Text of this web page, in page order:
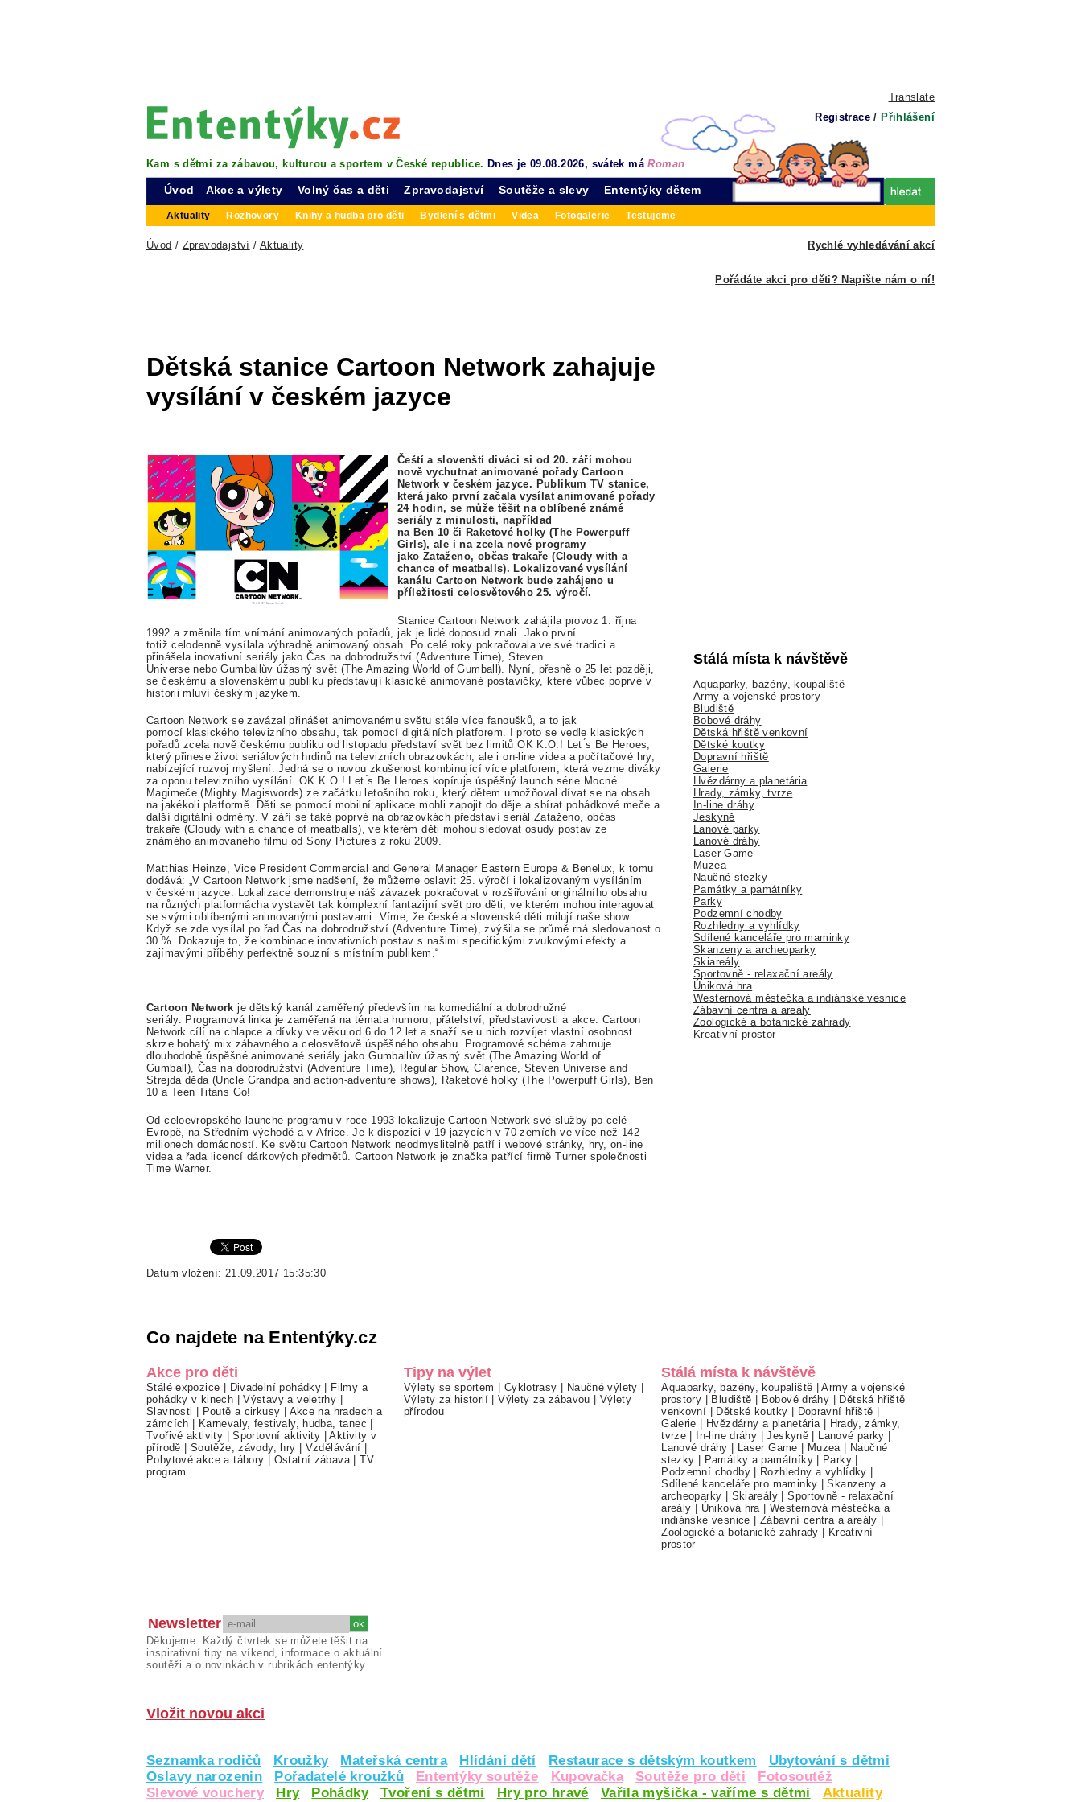
Translate
Registrace / Přihlášení
Kam s dětmi za zábavou, kulturou a sportem v České republice. Dnes je 09.08.2026, svátek máRoman
Úvod Akce a výlety Volný čas a děti Zpravodajství
Aktuality Rozhovory Knihy a hudba pro děti Bydlení s dětmi Videa Fotogalerie Testujeme
Soutěže a slevy Ententýky dětem
Rychlé vyhledávání akcí
Úvod / Zpravodajství / Aktuality
Pořádáte akci pro děti? Napište nám o ní!
Dětská stanice Cartoon Network zahajuje
vysílání v českém jazyce
Čeští a slovenští diváci si od 20. září mohou
nově vychutnat animované pořady Cartoon
Network v českém jazyce. Publikum TV stanice,
která jako první začala vysílatanimovanépořady
24 hodin, se může těšit na oblíbené známé
seriályz minulosti, například
na Ben 10 či Raketové holky (The Powerpuff
Girls), ale i na zcela nové programy
jako Zataženo, občastrakaře (Cloudy with a
chance of meatballs). Lokalizované vysílání
kanálu Cartoon Network bude zahájeno u
pří ležitosti celosvětového 25. výročí.
Stanice Cartoon Network zahájila provoz 1. října
1992 a změnila tímvnímání animovaných pořadů ,jak je lidé doposud znali. Jako první
totižcelodenněvysílala výhradněanimovaný obsah. Po celé roky pokračovala ve své tradici a
přinášela inovativní seriály jakoČas na dobrodružství (Adventure Time) ,Steven
UniverseneboGumballůvúžasný svět (The Amazing World of Gumball) . Nyní, přesněo 25 let později,
sečeskému a slovenskému publiku představují klasické animované postavičky, které vůbec poprvé v
historii mluví českým jazykem.
Cartoon Network se zavázal přinášet animovanému světu stále více fanouš ků , a to jak
pomocí klasického televizního obsahu, tak pomocí digitá lních platforem. I proto se vedle klasických
pořadů zcela nově českému publiku od listopadu představí svět bez limitůOK K.O.! Let ́s Be Heroes
který přineseživot seriálových hrdinůna televizních obrazovkách , ale ion-line videa a počítačové hry,
nabízející rozvoj myš lení. Jedná se o novou zkušenost kombinující více platforem, která vezme diváky
zaoponu televizního vysílání OK K.O.! Let ́s Be Heroes kopíruje úspěšný launch série Mocné
Magimeče(Mighty Magiswords)ze začátku letošního roku, který dětem umožňoval dívat se na obsah
na jaké koli platformě . Děti se pomocí mobilní aplikace mohli zapojit do děje a sbírat pohádkové meče a
dalš í digitá lní odměny. V září se také poprvé na obrazovkách představí seriá lZataženo, občas
trakaře(Cloudy with a chance of meatballs),ve kterém děti mohou sledovat osudy postav ze
známéhoanimovaného filmu od Sony Pictures z roku 2009.
Matthias Heinze , Vice President Commercial and General Manager Eastern Europe & Benelux, k tomu
dodává:
„V Cartoon Network jsme nadšení že můžeme oslavit 25. výročí i lokalizovaným vysíláním
v českém jazyce. Lokalizace demonstruje náš závazek pokračovat v rozšiřování originá lního obsahu
na různých platformácha vystavět tak komplexní fantazijnísvět pro děti, ve kterém mohouinteragovat
se svými oblíbenými animovanými postavami. Víme, že české a slovenské děti milují naše show.
Když se zde vysílal po řadČas na dobrodružství (Adventure Time) , zvýšila se průměrná sledovanost o
30 %. Dokazuje to,že kombinace inovativních postav s našimi specifickými zvukovýmiefekty a
zajímavými příběhy perfektněsouzní s místním publikem.“
Cartoon Network je dětský kanál zaměřený předevš ím na komediální a dobrodružné
seriály. Programová linka je zaměřená na témata humoru, přátelství, představivosti a akce. Cartoon
Network cílí nachlapce a dívky ve věku od 6 do 12 let a snaží se u nich rozvíjet vlastní osobnost
skrze bohatý mix zábavného acelosvětově úspěšného obsahu. Programové schéma zahrnuje
dlouhodoběúspěšné animované seriály jakoGumball ůvúžasný svět (The Amazing World of
Gumball), Čas na dobrodružství (Adventure Time), Regular Show, Clarence, Steven Universe and
Strejda děda (Uncle Grandpa and action-adventure shows), Raketové holky (The Powerpuff Girls), Ben
10a Teen Titans Go!
Od celoevropského launche programu v roce 1993 lokalizuje Cartoon Network své služby po celé
Evropě , naStředním východě a vAfrice. Je k dispozici v 19 jazycích v 70 zemích ve více než 142
milionech domácností. Ke světu Cartoon Network neodmyslitelně patří i webové stránky, hry, on-line
videa ařada licencí dárkových předmětů . Cartoon Network je značka patřící firměTurner společnosti
Time Warner.
Datum vložení: 21.09.2017 15:35:30
Stálá místa k návštěvě
Aquaparky, bazény, koupaliště
Army a vojenské prostory
Bludiště
Bobové dráhy
Dětská hřiště venkovní
Dětské koutky
Dopravní hřiště
Galerie
Hvězdárny a planetária
Hrady, zámky, tvrze
In-line dráhy
Jeskyně
Lanové parky
Lanové dráhy
Laser Game
Muzea
Naučné stezky
Památky a památníky
Parky
Podzemní chodby
Rozhledny a vyhlídky
Sdílené kanceláře pro maminky
Skanzeny a archeoparky
Skiareály
Sportovně - relaxační areály
Úniková hra
Westernová městečka a indiánské vesnice
Zábavní centra a areály
Zoologické a botanické zahrady
Kreativní prostor
Co najdete na Ententýky.cz
Akce pro děti
Stálé expozice Divadelní pohádky
Filmy a
pohádky v kinech |Výstavy a veletrhy
Slavnosti
Poutě a cirkusy
Akce na hradech a
zámcích
Karnevaly, festivaly, hudba, tanec
Tvořivé aktivity |Sportovní aktivity |Aktivity v
přírodě
Soutěže, závody, hry Vzdělávání
Pobytové akce a tábory
Ostatní zábava |TV
program
Tipy na výlet
Výlety se sportem Cyklotrasy Naučné výlety
Výlety za historií |Výlety za zábavou
Výlety
přírodou
Stálá místa k návštěvě
Aquaparky, bazény, koupaliště |Army a vojenské
prostory
Bludiště Bobové dráhy
Dětská hřiště
venkovní
Dětské koutky Dopravní hřiště
Galerie
Hvězdárny a planetária
Hrady, zámky,
tvrze
In-line dráhy |Jeskyně Lanové parky
Lanové dráhy
Laser Game Muzea
Naučné
stezky
Památky a památníky| Parky
Podzemní chodby| Rozhledny a vyhlídky
Sdílené kanceláře pro maminky |Skanzeny a
archeoparky
Skiareály |Sportovně - relaxační
areály
Úniková hra |Westernová městečka a
indiánské vesnice
Zábavní centra a areály
Zoologické a botanické zahrady
Kreativní
prostor
Newsletter
Děkujeme. Každý čtvrtek se můžete těšit na
inspirativní tipy na víkend, informace o aktuální
soutěži a o novinkách v rubrikách ententýky.
Vložit novou akci
Seznamka rodičů Kroužky Mateřská centra Hlídání dětí Restaurace s dětským koutkem
Ubytování s dětmi
Oslavy narozenin
Pořadatelé kroužků Ententýky soutěže Kupovačka Soutěže pro děti
Fotosoutěž
Slevové vouchery
Hry Pohádky Tvoření s dětmi Hry pro hravé Vařila myšička - vaříme s dětmi
Aktuality